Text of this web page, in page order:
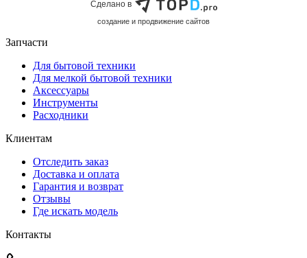
Сделано в
cоздание и продвижение сайтов
Запчасти
Для бытовой техники
Для мелкой бытовой техники
Аксессуары
Инструменты
Расходники
Клиентам
Отследить заказ
Доставка и оплата
Гарантия и возврат
Отзывы
Где искать модель
Контакты